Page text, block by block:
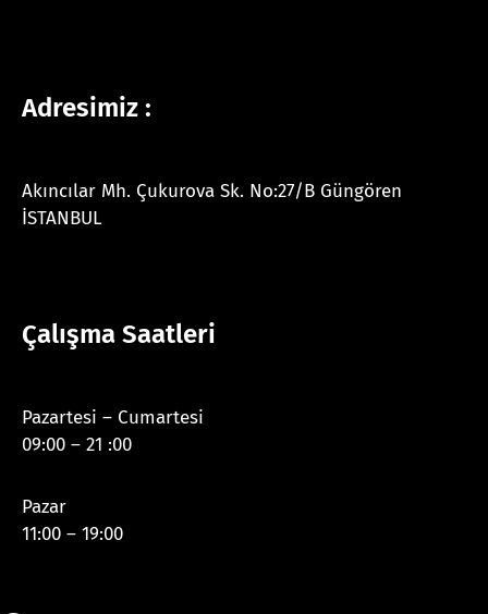
Adresimiz :
Akıncılar Mh. Çukurova Sk. No:27/B Güngören
İSTANBUL
Çalışma Saatleri
Pazartesi – Cumartesi
09:00 – 21 :00
Pazar
11:00 – 19:00